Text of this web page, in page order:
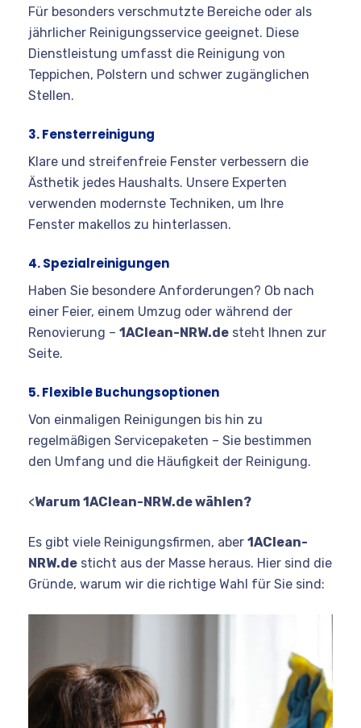
Für besonders verschmutzte Bereiche oder als
jährlicher Reinigungsservice geeignet. Diese
Dienstleistung umfasst die Reinigung von
Teppichen, Polstern und schwer zugänglichen
Stellen.
3. Fensterreinigung
Klare und streifenfreie Fenster verbessern die
Ästhetik jedes Haushalts. Unsere Experten
verwenden modernste Techniken, um Ihre
Fenster makellos zu hinterlassen.
4. Spezialreinigungen
Haben Sie besondere Anforderungen? Ob nach
einer Feier, einem Umzug oder während der
Renovierung – 1AClean-NRW.de steht Ihnen zur
Seite.
5. Flexible Buchungsoptionen
Von einmaligen Reinigungen bis hin zu
regelmäßigen Servicepaketen – Sie bestimmen
den Umfang und die Häufigkeit der Reinigung.
<Warum 1AClean-NRW.de wählen?
Es gibt viele Reinigungsfirmen, aber 1AClean-
NRW.de sticht aus der Masse heraus. Hier sind die
Gründe, warum wir die richtige Wahl für Sie sind: